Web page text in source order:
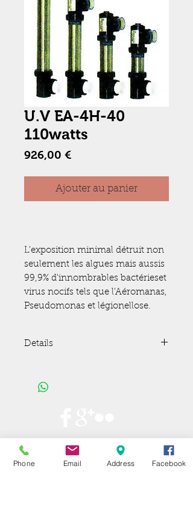
U.V EA-4H-40
110watts
926,00 €
Ajouter au panier
L'exposition minimal détruit non
seulement les algues mais aussis
99,9% d'innombrables bactérieset
virus nocifs tels que l'Aéromanas,
Pseudomonas et légionellose.
Details
Watts. 110
Phone Email Address Facebook